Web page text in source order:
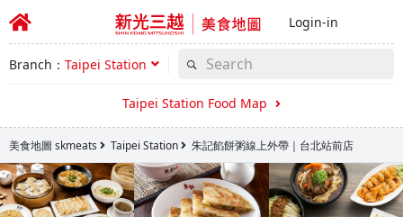
Login-in
Branch： Taipei Station
Taipei Station Food Map
美食地圖 skmeats Taipei Station 朱記餡餅粥線上外帶｜台北站前店